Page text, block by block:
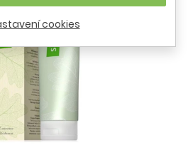
cookies